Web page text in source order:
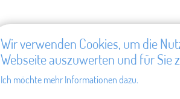
Wir verwenden Cookies, um die
Webseite auszuwerten und für Sie
Ich möchte mehr Informationen dazu.